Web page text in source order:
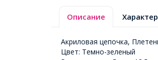
Описание
Акриловая цепочка,
Цвет: Темно-зеленый